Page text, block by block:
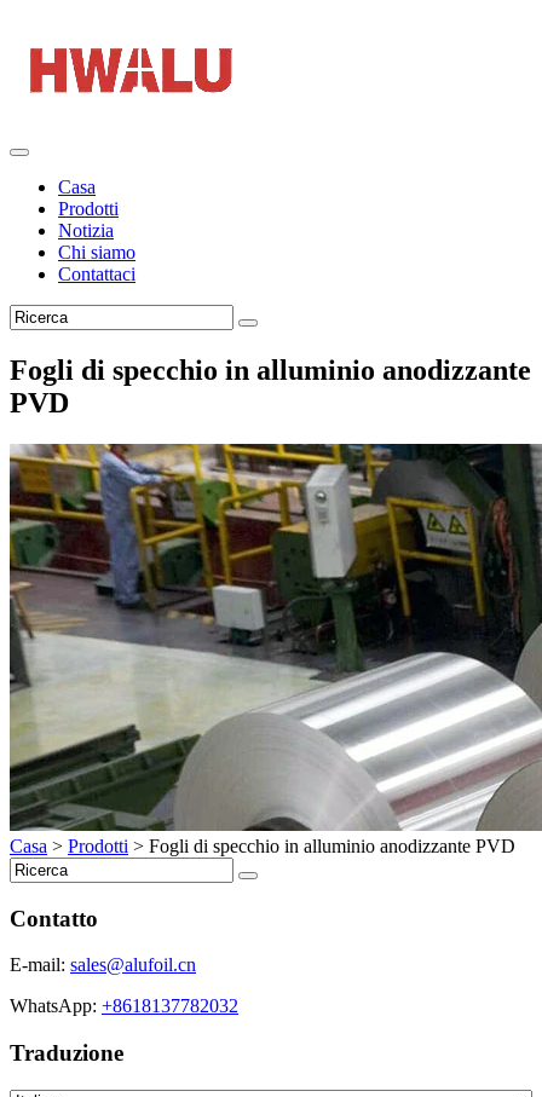
Casa
Prodotti
Notizia
Chi siamo
Contattaci
Fogli di specchio in alluminio anodizzante
PVD
Casa > Prodotti > Fogli di specchio in alluminio anodizzante PVD
Contatto
E-mail: sales@alufoil.cn
WhatsApp: +8618137782032
Traduzione